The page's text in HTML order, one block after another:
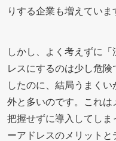
りする企業も増えていま
しかし、よく考えずに
レスにするのは少し危
したのに、結局うまく
外と多いのです。これは
把握せずに導入してしま
ーアドレスのメリット